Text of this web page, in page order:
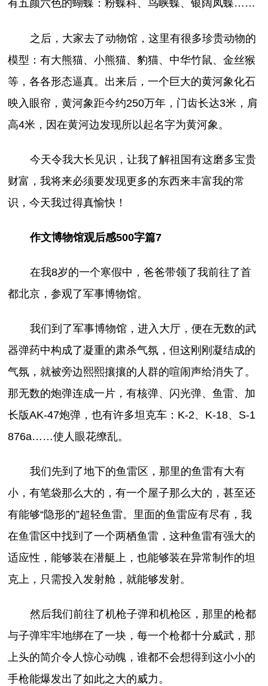
有五颜六色的蝴蝶：粉蝶科、鸟峡蝶、银阔凤蝶……
之后，大家去了动物馆，这里有很多珍贵动物的
模型：有大熊猫、小熊猫、豹猫、中华竹鼠、金丝猴
等，各各形态逼真。出来后，一个巨大的黄河象化石
映入眼帘，黄河象距今约250万年，门齿长达3米，肩
高4米，因在黄河边发现所以起名字为黄河象。
今天令我大长见识，让我了解祖国有这磨多宝贵
财富，我将来必须要发现更多的东西来丰富我的常
识，今天我过得真愉快！
作文博物馆观后感500字篇7
在我8岁的一个寒假中，爸爸带领了我前往了首
都北京，参观了军事博物馆。
我们到了军事博物馆，进入大厅，便在无数的武
器弹药中构成了凝重的肃杀气氛，但这刚刚凝结成的
气氛，就被旁边熙熙攘攘的人群的喧闹声给消失了。
那无数的炮弹连成一片，有核弹、闪光弹、鱼雷、加
长版AK-47炮弹，也有许多坦克车：K-2、K-18、S-1
876a……使人眼花缭乱。
我们先到了地下的鱼雷区，那里的鱼雷有大有
小，有笔袋那么大的，有一个屋子那么大的，甚至还
有能够“隐形的”超轻鱼雷。里面的鱼雷应有尽有，我
在鱼雷区中找到了一个两栖鱼雷，这种鱼雷有强大的
适应性，能够装在潜艇上，也能够装在异常制作的坦
克上，只需投入发射舱，就能够发射。
然后我们前往了机枪子弹和机枪区，那里的枪都
与子弹牢牢地绑在了一块，每一个枪都十分威武，那
上头的简介令人惊心动魄，谁都不会想得到这小小的
手枪能爆发出了如此之大的威力。